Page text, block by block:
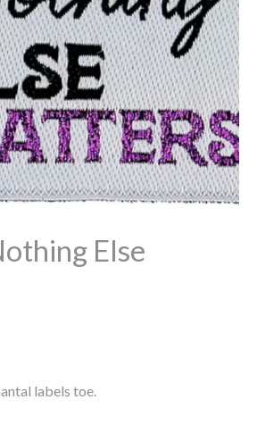
Else
labels toe.